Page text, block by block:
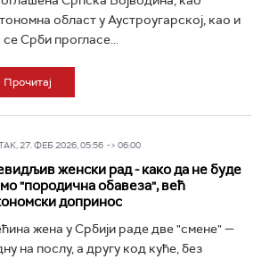
област у Аустроугарској, као и
се Срби прогласе...
Прочитај
27. ФЕБ 2026, 05:56 -> 06:00
женски рад - како да не буде
"породична обавеза", већ
допринос
жена у Србији раде две "смене" —
на послу, а другу код куће, без